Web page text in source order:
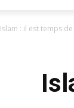
Islam : il est temps